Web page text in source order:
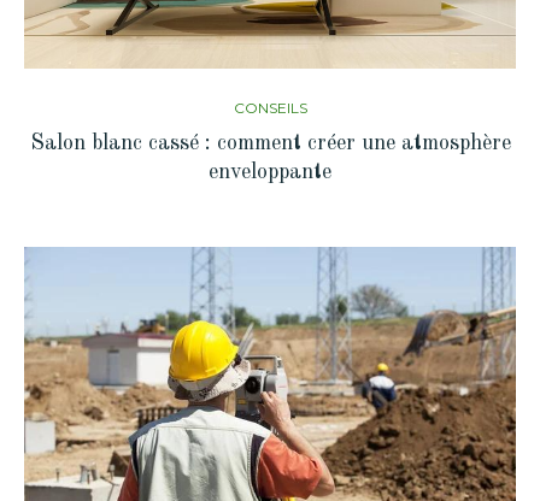
CONSEILS
Salon blanc cassé : comment créer une atmosphère
enveloppante